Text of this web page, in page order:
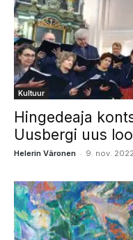
Kultuur
Hingedeaja
Uusbergi uus
Helerin Väronen - 9. nov. 2022